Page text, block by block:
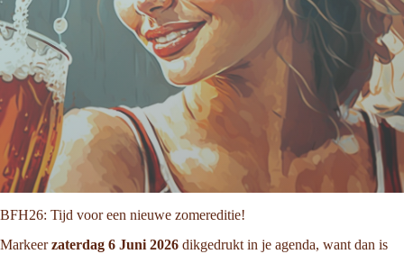
BFH26: Tijd voor een nieuwe zomereditie!
Markeerzaterdag 6 Juni 2026 dikgedrukt in je agenda, want dan is